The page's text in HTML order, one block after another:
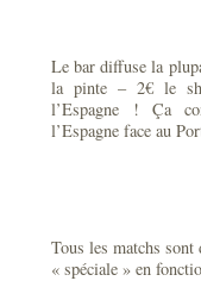
Le bar diffuse la
la pinte – 2€ le
l’Espagne ! Ça
l’Espagne face au
Tous les matchs sont
« spéciale » en